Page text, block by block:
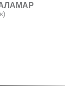
АЛАМАР